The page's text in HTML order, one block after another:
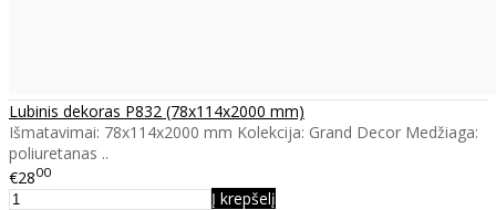
Lubinis dekoras P832 (78x114x2000 mm)
Išmatavimai: 78x114x2000 mm Kolekcija: Grand Decor Medžiaga:
poliuretanas ..
€2800
Į krepšelį